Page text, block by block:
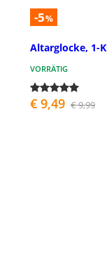
-5%
Altarglocke, 1-
VORRÄTIG
€ 9,49 € 9,99